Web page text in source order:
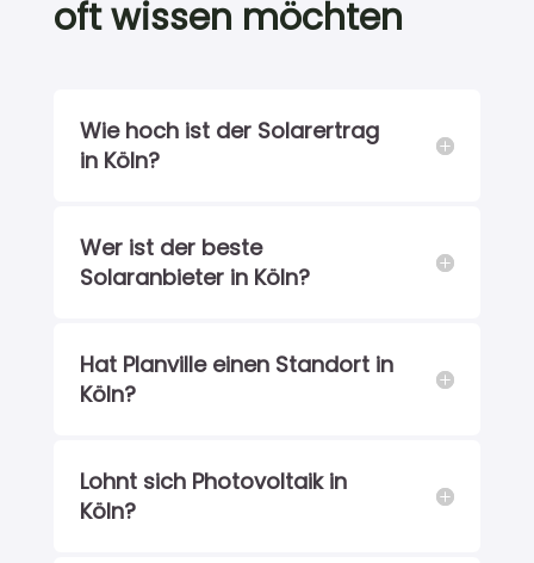
oft wissen möchten
Wie hoch ist der Solarertrag
in Köln?
Wer ist der beste
Solaranbieter in Köln?
Hat Planville einen Standort in
Köln?
Lohnt sich Photovoltaik in
Köln?